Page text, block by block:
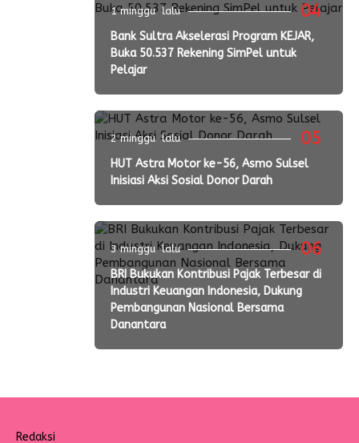
04
1 minggu lalu
Bank Sultra Akselerasi Program KEJAR,
Buka 50.537 Rekening SimPel untuk
Pelajar
05
2 minggu lalu
HUT Astra Motor ke-56, Asmo Sulsel
Inisiasi Aksi Sosial Donor Darah
06
3 minggu lalu
BRI Bukukan Kontribusi Pajak Terbesar di
Industri Keuangan Indonesia, Dukung
Pembangunan Nasional Bersama
Danantara
Redaksi